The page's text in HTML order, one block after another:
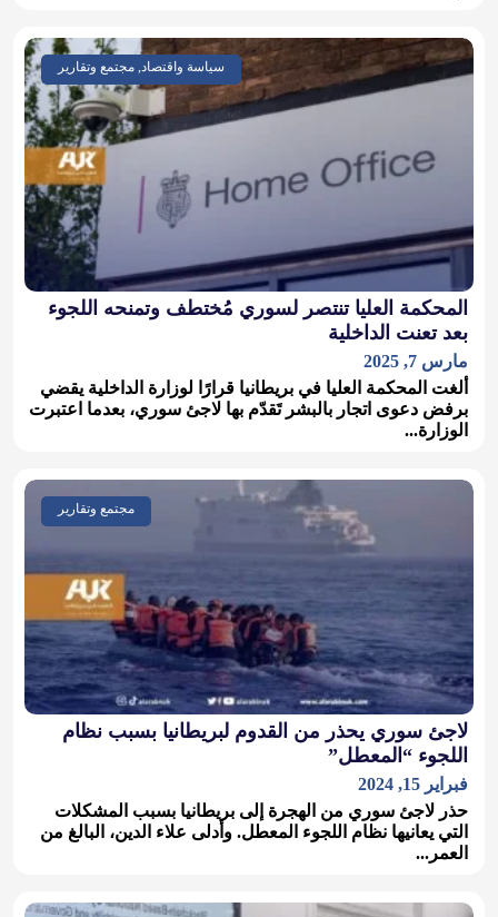
سياسة واقتصاد, مجتمع وتقارير
المحكمة العليا تنتصر لسوري مُختطف وتمنحه اللجوء
بعد تعنت الداخلية
مارس 7, 2025
ألغت المحكمة العليا في بريطانيا قرارًا لوزارة الداخلية يقضي
برفض دعوى اتجار بالبشر تَقدّم بها لاجئ سوري، بعدما اعتبرت
الوزارة...
مجتمع وتقارير
لاجئ سوري يحذر من القدوم لبريطانيا بسبب نظام
اللجوء “المعطل”
فبراير 15, 2024
حذر لاجئ سوري من الهجرة إلى بريطانيا بسبب المشكلات
التي يعانيها نظام اللجوء المعطل. وأدلى علاء الدين، البالغ من
العمر...